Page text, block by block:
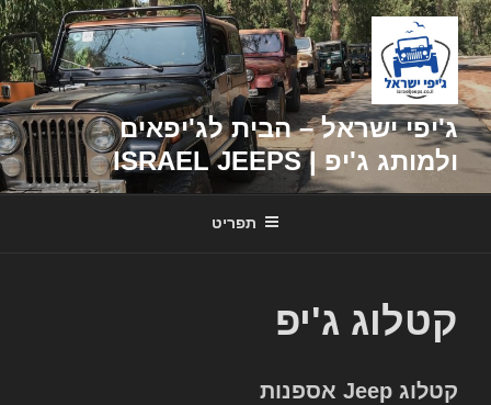
דילוג
לתוכן
ג'יפי ישראל – הבית לג'יפאים
ולמותג ג'יפ | ISRAEL JEEPS
תפריט
קטלוג ג'יפ
קטלוג Jeep אספנות